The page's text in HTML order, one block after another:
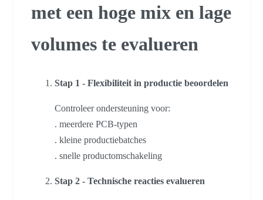
met een hoge mix en lage
volumes te evalueren
Stap 1 - Flexibiliteit in productie beoordelen
Controleer ondersteuning voor:
. meerdere PCB-typen
. kleine productiebatches
. snelle productomschakeling
Stap 2 - Technische reacties evalueren